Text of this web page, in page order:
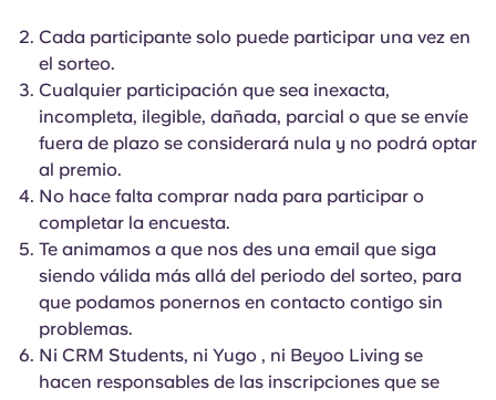
Català
Deutsch
Italian
French
Cada participante solo puede participar una vez en
el sorteo.
Cualquier participación que sea inexacta,
incompleta, ilegible, dañada, parcial o que se envíe
fuera de plazo se considerará nula y no podrá optar
al premio.
No hace falta comprar nada para participar o
completar la encuesta.
Te animamos a que nos des una email que siga
siendo válida más allá del periodo del sorteo, para
que podamos ponernos en contacto contigo sin
problemas.
Ni CRM Students, ni Yugo , ni Beyoo Living se
hacen responsables de las inscripciones que se